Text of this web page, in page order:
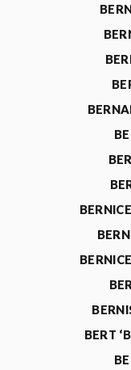
BERT